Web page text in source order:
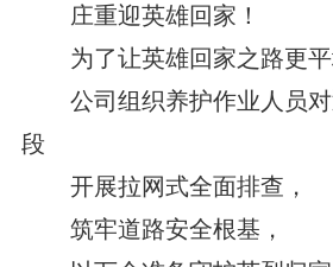
庄重迎英雄回家！
为了让英雄回家之路更
公司组织养护作业人员
段
开展拉网式全面排查，
筑牢道路安全根基，